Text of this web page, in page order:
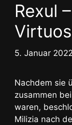
Rexul
5. Januar 2022
Nachdem sie
zusammen
waren,
Milizia nach